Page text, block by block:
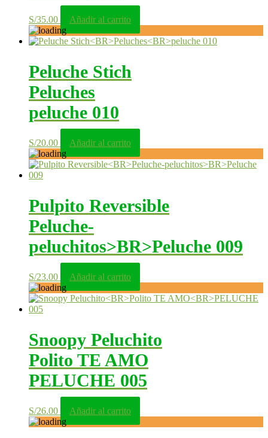
S/35.00 Añadir al carrito
Peluche Stich
Peluches
peluche 010
S/20.00 Añadir al carrito
Pulpito Reversible
Peluche-
peluchitos>BR>Peluche 009
S/23.00 Añadir al carrito
Snoopy Peluchito
Polito TE AMO
PELUCHE 005
S/26.00 Añadir al carrito